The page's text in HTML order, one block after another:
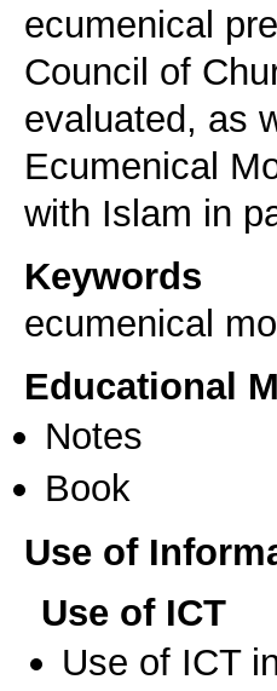
ecumenical
Council of
evaluated, as
Ecumenical
with Islam in
Keywords
ecumenical
Educational
Notes
Book
Use of
Use of ICT
Use of ICT